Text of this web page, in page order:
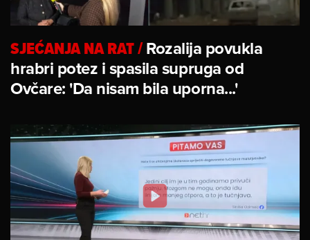
SJEĆANJA NA RAT/Rozalija povukla
hrabri potez i spasila supruga od
Ovčare: 'Da nisam bila uporna...'